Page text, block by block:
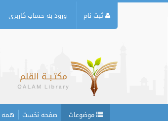
ثبت نام ورود به حساب کاربری
موضوعات صفحه نخست همه